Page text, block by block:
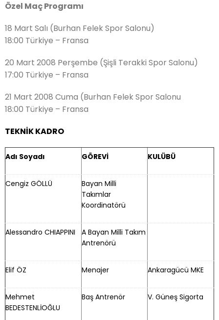
Özel Maç Programı
18 Mart Salı (Burhan Felek Spor Salonu)
18:00 Türkiye – Fransa
20 Mart 2008 Perşembe (Şişli Terakki Spor Salonu)
17:00 Türkiye – Fransa
21 Mart 2008 Cuma (Burhan Felek Spor Salonu
18:00 Türkiye – Fransa
TEKNİK KADRO
Adı Soyadı GÖREVİ KULÜBÜ
Cengiz GÖLLÜ
Bayan Milli
Takımlar
Koordinatörü
Alessandro CHIAPPINI
A Bayan Milli Takım
Antrenörü
Elif ÖZ Menajer Ankaragücü MKE
Mehmet
BEDESTENLİOĞLU
Baş Antrenör V. Güneş Sigorta